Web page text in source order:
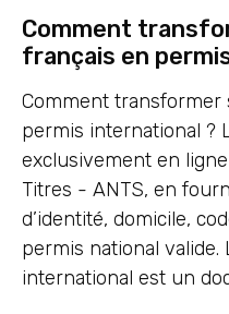
Comment
français en
Comment transformer
permis international ?
exclusivement en
Titres - ANTS, en
d’identité, domicile,
permis national
international est un